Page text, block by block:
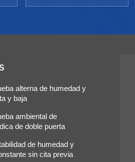
alterna de humedad y
y baja
ambiental de
de doble puerta
de humedad y
sin cita previa